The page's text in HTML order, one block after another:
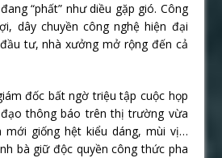
đang “phất” như diều gặp gió. Công
dây chuyền công nghệ hiện đại
tư, nhà xưởng mở rộng đến cả
đốc bất ngờ triệu tập cuộc họp
thông báo trên thị trường vừa
mới giống hệt kiểu dáng, mùi vị…
bà giữ độc quyền công thức pha